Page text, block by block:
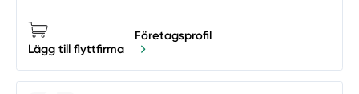
Lägg till flyttfirma
Företagsprofil